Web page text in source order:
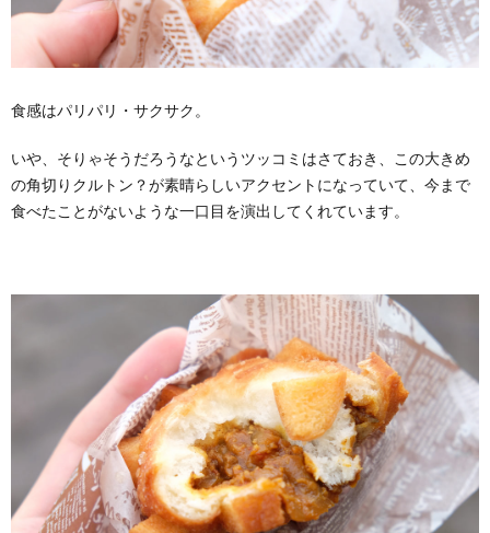
食感はパリパリ・サクサク。
いや、そりゃそうだろうなというツッコミはさておき、この大きめ
の角切りクルトン？が素晴らしいアクセントになっていて、今まで
食べたことがないような一口目を演出してくれています。